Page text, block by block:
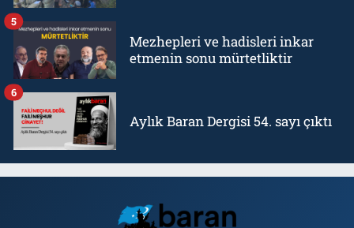
Mezhepleri ve hadisleri inkar
etmenin sonu mürtetliktir
5
Aylık Baran Dergisi 54. sayı çıktı
6